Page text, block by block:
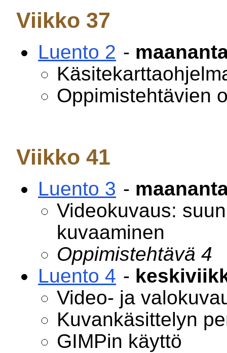
Viikko 37
Luento 2 -
Oppimistehtävien
Viikko 41
Luento 3 -
Videokuvaus:
kuvaaminen
Oppimistehtävä 4
Luento 4 -
Video- ja
Kuvankäsittelyn
GIMPin käyttö